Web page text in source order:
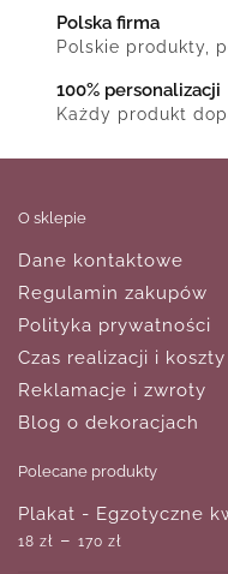
Polska firma
Polskie produkty,
100% personalizacji
Każdy produkt
O sklepie
Dane kontaktowe
Regulamin zakupów
Polityka prywatności
Czas realizacji i
Reklamacje i zwroty
Blog o dekoracjach
Polecane produkty
Plakat - Egzotyczne
18 zł – 170 zł